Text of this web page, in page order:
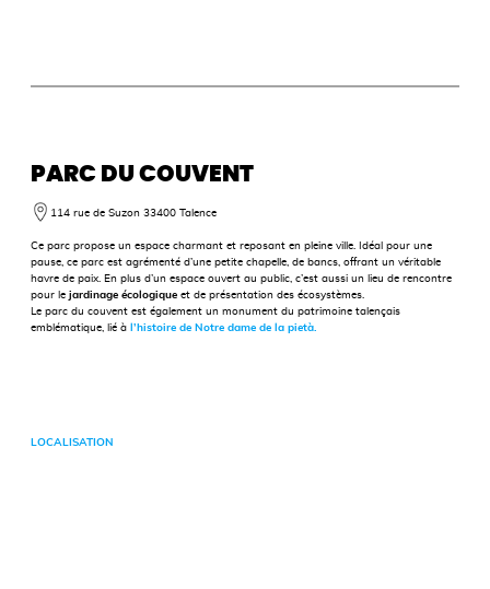
PARC DU COUVENT
114 rue de Suzon 33400 Talence
Ce parc propose un espace charmant et reposant en pleine ville. Idéal pour une
pause, ce parc est agrémenté d’une petite chapelle, de bancs, offrant un véritable
havre de paix. En plus d’un espace ouvert au public, c’est aussi un lieu de rencontre
pour le jardinage écologique et de présentation des écosystèmes.
Le parc du couvent est également un monument du patrimoine talençais
emblématique, lié à l’histoire de Notre dame de la pietà.
LOCALISATION